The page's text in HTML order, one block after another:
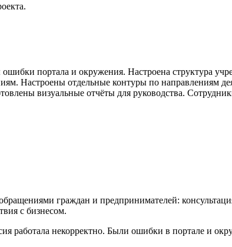
ошибки портала и окружения. Настроена структура
Настроены отдельные контуры по направлениям
визуальные отчёты для руководства.
граждан и предпринимателей:
с бизнесом.
работала некорректно. Были ошибки в портале и